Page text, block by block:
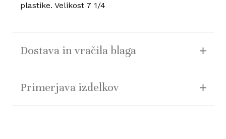
plastike. Velikost 7 1/4
Dostava in vračila blaga
Primerjava izdelkov